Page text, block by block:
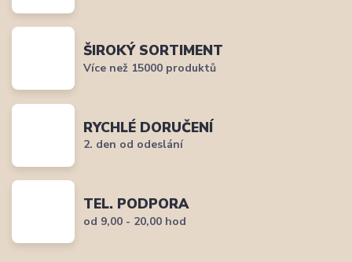
ŠIROKÝ SORTIMENT
Více než 15000 produktů
RYCHLÉ DORUČENÍ
2. den od odeslání
TEL. PODPORA
od 9,00 - 20,00 hod